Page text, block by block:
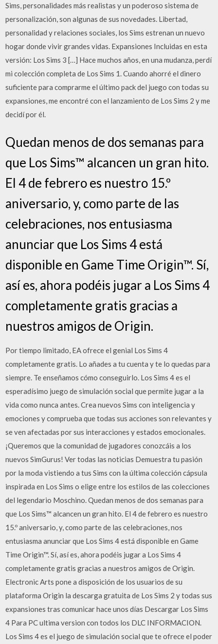
Sims, personalidades más realistas y un poderoso sistema de
personalización, son algunas de sus novedades. Libertad,
personalidad y relaciones sociales, los Sims estrenan un nuevo
hogar donde vivir grandes vidas. Expansiones Incluidas en esta
versión: Los Sims 3 […] Hace muchos años, en una mudanza, perdí
mi colección completa de Los Sims 1. Cuando ahorré el dinero
suficiente para comprarme el último pack del juego con todas su
expansiones, me encontré con el lanzamiento de Los Sims 2 y me
decidí por él.
Quedan menos de dos semanas para
que Los Sims™ alcancen un gran hito.
El 4 de febrero es nuestro 15.º
aniversario, y, como parte de las
celebraciones, nos entusiasma
anunciar que Los Sims 4 está
disponible en Game Time Origin™. Sí,
así es, ahora podéis jugar a Los Sims 4
completamente gratis gracias a
nuestros amigos de Origin.
Por tiempo limitado, EA ofrece el genial Los Sims 4
completamente gratis. Lo añades a tu cuenta y te lo quedas para
siempre. Te enseñamos cómo conseguirlo. Los Sims 4 es el
esperadísimo juego de simulación social que permite jugar a la
vida como nunca antes. Crea nuevos Sims con inteligencia y
emociones y comprueba que todas sus acciones son relevantes y
se ven afectadas por sus interacciones y estados emocionales.
¡Queremos que la comunidad de jugadores conozcáis a los
nuevos SimGurus! Ver todas las noticias Demuestra tu pasión
por la moda vistiendo a tus Sims con la última colección cápsula
inspirada en Los Sims o elige entre los estilos de las colecciones
del legendario Moschino. Quedan menos de dos semanas para
que Los Sims™ alcancen un gran hito. El 4 de febrero es nuestro
15.º aniversario, y, como parte de las celebraciones, nos
entusiasma anunciar que Los Sims 4 está disponible en Game
Time Origin™. Sí, así es, ahora podéis jugar a Los Sims 4
completamente gratis gracias a nuestros amigos de Origin.
Electronic Arts pone a disposición de los usuarios de su
plataforma Origin la descarga gratuita de Los Sims 2 y todas sus
expansiones tras comunicar hace unos días Descargar Los Sims
4 Para PC ultima version con todos los DLC INFORMACION.
Los Sims 4 es el juego de simulación social que te ofrece el poder